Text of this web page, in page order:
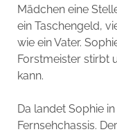
Mädchen eine
ein Taschengeld,
wie ein Vater.
Forstmeister stirbt
kann.
Da landet Sophie
Fernsehchassis.